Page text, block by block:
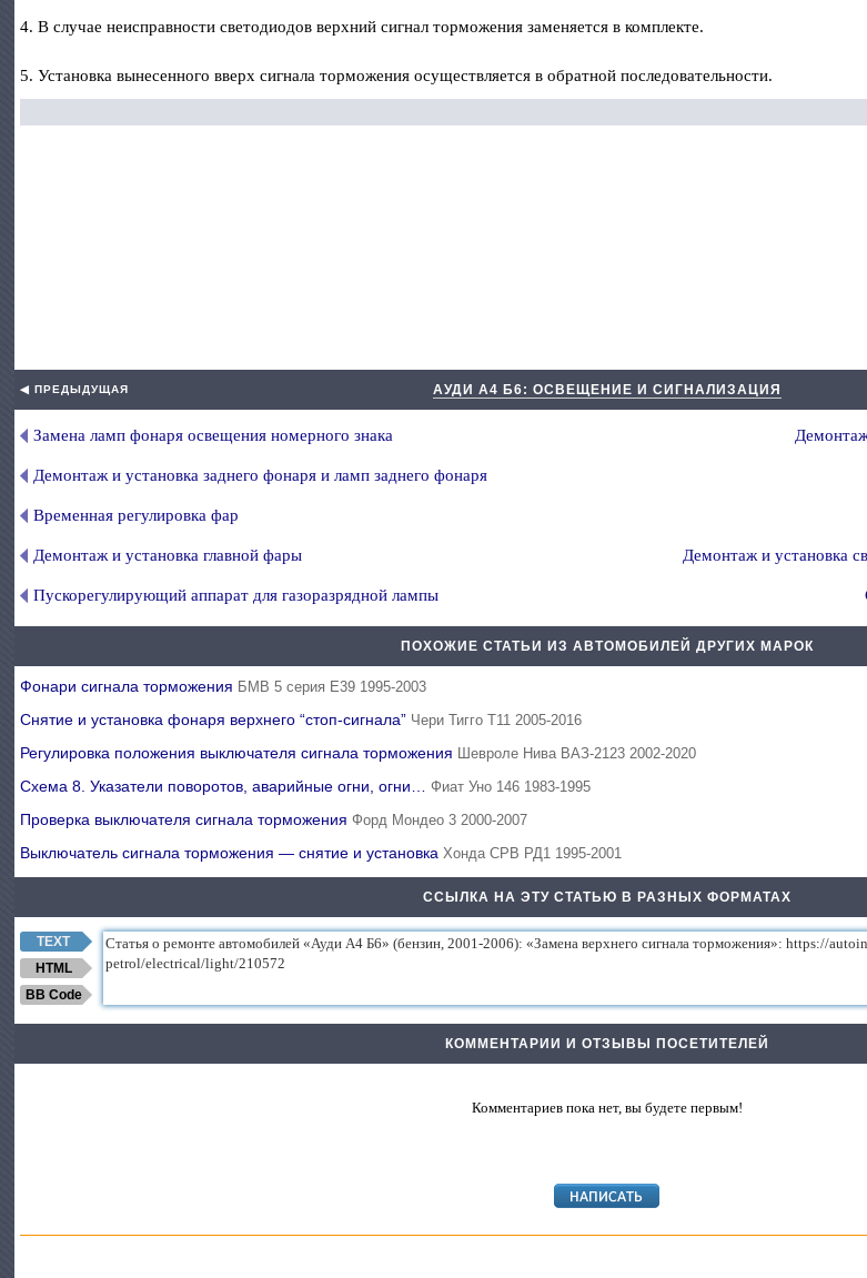
4. В случае неисправности светодиодов верхний сигнал торможения заменяется в комплекте.
5. Установка вынесенного вверх сигнала торможения осуществляется в обратной последовательности.
◀ ПРЕДЫДУЩАЯ АУДИ А4 Б6: ОСВЕЩЕНИЕ И СИГНАЛИЗАЦИЯ
Замена ламп фонаря освещения номерного знака
Демонтаж и установка заднего фонаря и ламп заднего фонаря
Временная регулировка фар
Демонтаж и установка главной фары
Пускорегулирующий аппарат для газоразрядной лампы
Демонтаж и установка
ПОХОЖИЕ СТАТЬИ ИЗ АВТОМОБИЛЕЙ ДРУГИХ МАРОК
Фонари сигнала торможения БМВ 5 серия Е39 1995-2003
Снятие и установка фонаря верхнего “стоп-сигнала” Чери Тигго Т11 2005-2016
Регулировка положения выключателя сигнала торможения Шевроле Нива ВАЗ-2123 2002-2020
Схема 8. Указатели поворотов, аварийные огни, oгни…Фиат Уно 146 1983-1995
Проверка выключателя сигнала торможенияФорд Мондео 3 2000-2007
Выключатель сигнала торможения — снятие и установкаХонда СРВ РД1 1995-2001
ССЫЛКА НА ЭТУ СТАТЬЮ В РАЗНЫХ ФОРМАТАХ
TEXT
HTML
BB Code
КОММЕНТАРИИ И ОТЗЫВЫ ПОСЕТИТЕЛЕЙ
Комментариев пока нет, вы будете первым!